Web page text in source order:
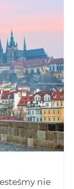
nie